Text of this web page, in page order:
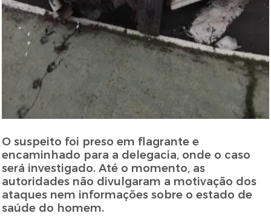
O suspeito foi preso em flagrante e
encaminhado para a delegacia, onde o caso
será investigado. Até o momento, as
autoridades não divulgaram a motivação dos
ataques nem informações sobre o estado de
saúde do homem.